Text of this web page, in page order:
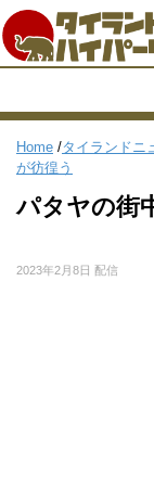
Home /タイランドニ
が彷徨う
パタヤの街
2023年2月8日 配信